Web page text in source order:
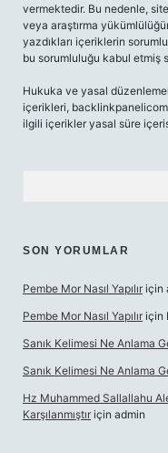
vermektedir. Bu nedenle,
veya araştırma
yazdıkları içeriklerin
bu sorumluluğu kabul etmiş
Hukuka ve yasal
içerikleri,
ilgili içerikler yasal süre
SON YORUMLAR
Pembe Mor Nasıl Yapılır için
Pembe Mor Nasıl Yapılır için
Sanık Kelimesi Ne Anlama
Sanık Kelimesi Ne Anlama
Hz Muhammed Sallallahu
Karşılanmıştır için admin